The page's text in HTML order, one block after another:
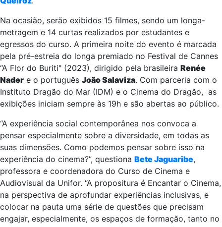
Na ocasião, serão exibidos 15 filmes, sendo um longa-
metragem e 14 curtas realizados por estudantes e
egressos do curso. A primeira noite do evento é marcada
pela pré-estreia do longa premiado no Festival de Cannes
“A Flor do Buriti" (2023), dirigido pela brasileira Renée
Nader e o português João Salaviza. Com parceria com o
Instituto Dragão do Mar (IDM) e o Cinema do Dragão, as
exibições iniciam sempre às 19h e são abertas ao público.
“A experiência social contemporânea nos convoca a
pensar especialmente sobre a diversidade, em todas as
suas dimensões. Como podemos pensar sobre isso na
experiência do cinema?”, questiona Bete Jaguaribe,
professora e coordenadora do Curso de Cinema e
Audiovisual da Unifor. “A propositura é Encantar o Cinema,
na perspectiva de aprofundar experiências inclusivas, e
colocar na pauta uma série de questões que precisam
engajar, especialmente, os espaços de formação, tanto no